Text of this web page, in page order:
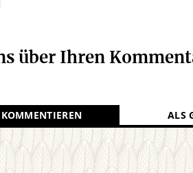
über Ihren
ALS